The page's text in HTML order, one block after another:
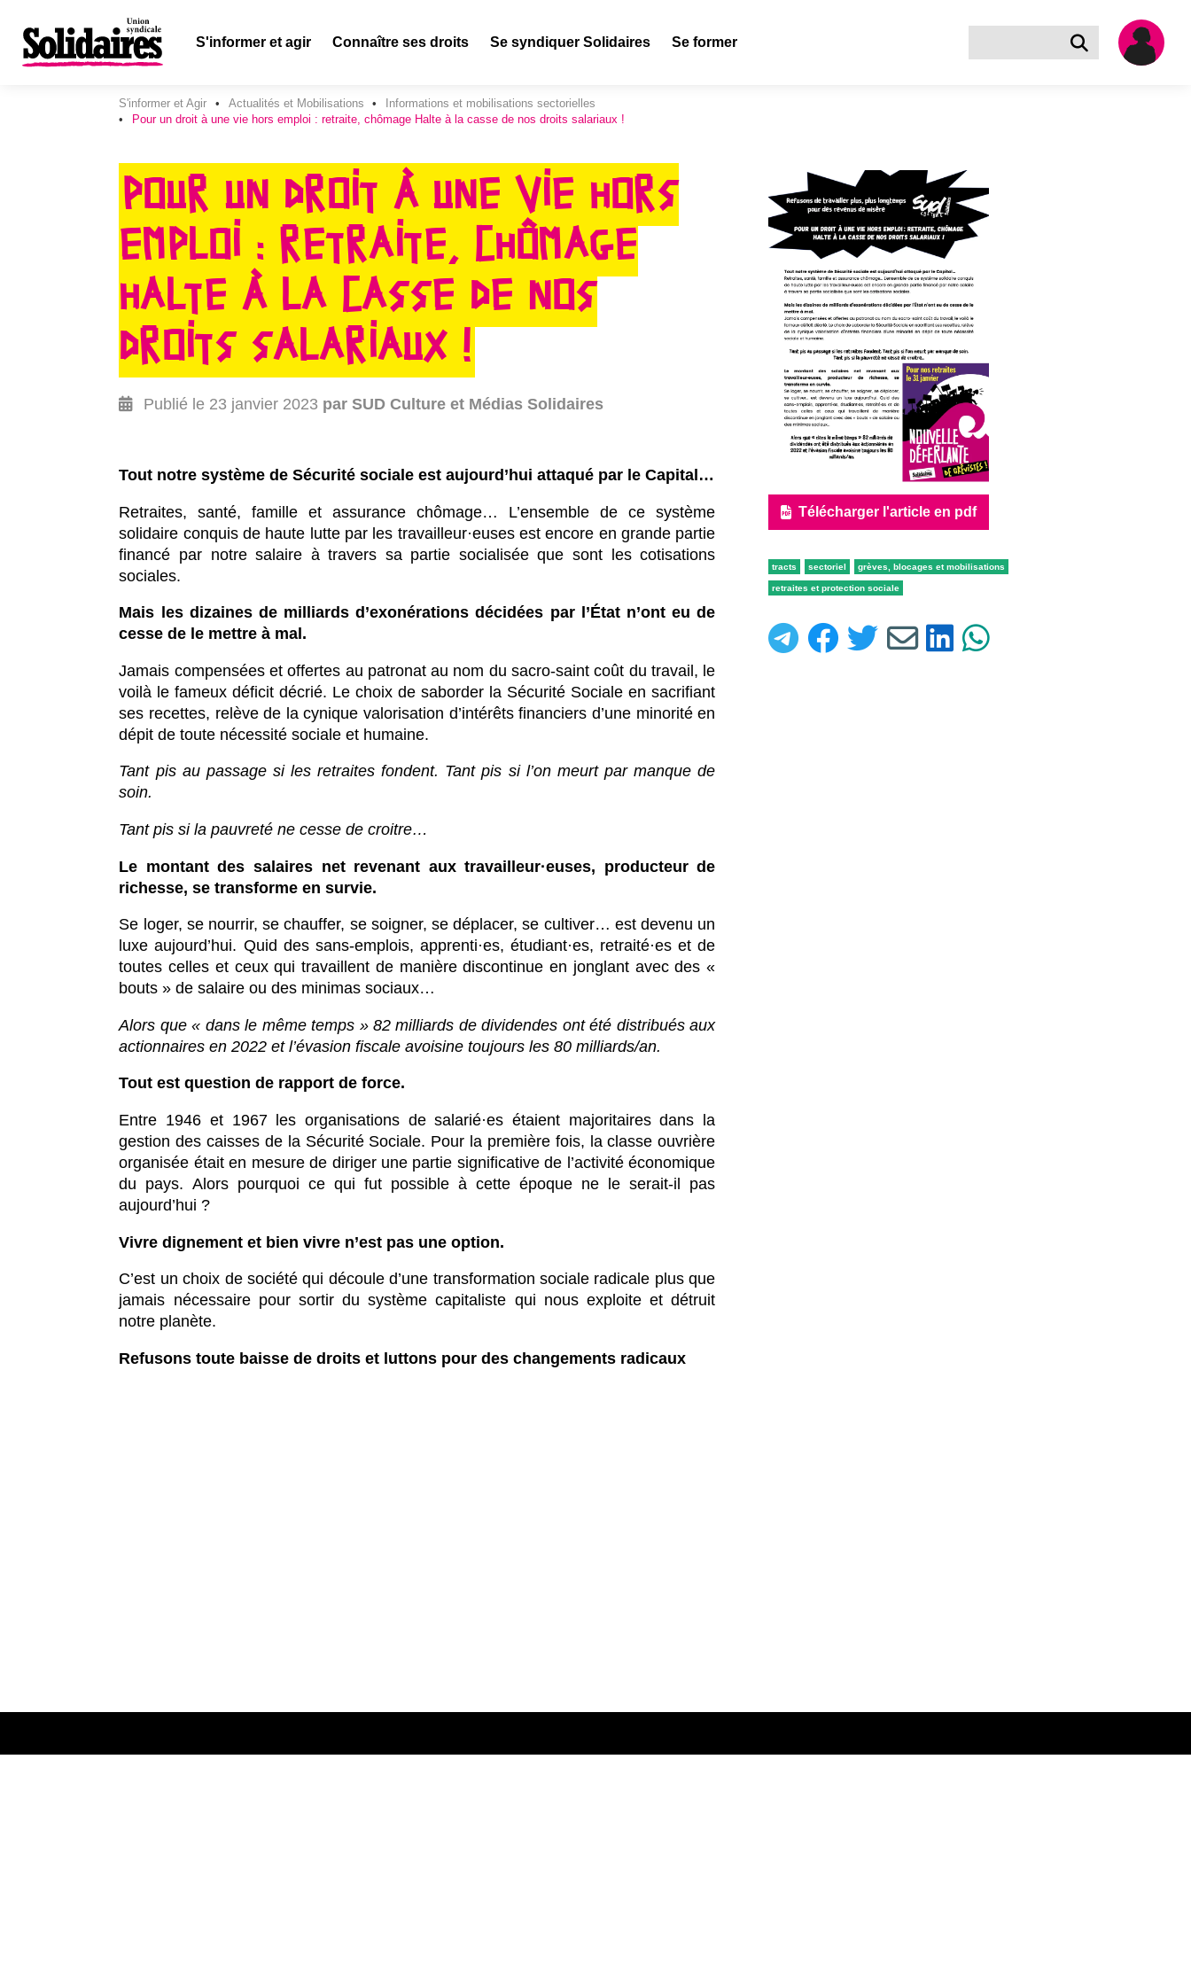
S'informer et agir Connaître ses droits Se syndiquer Solidaires Se former
S'informer et Agir Actualités et Mobilisations
Informations et mobilisations sectorielles
Pour un droit à une vie hors emploi : retraite, chômage Halte à la casse de nos droits salariaux !
POUR UN DROIT À UNE VIE HORS
EMPLOI : RETRAITE, CHÔMAGE
HALTE À LA CASSE DE NOS
DROITS SALARIAUX !
Publié le 23 janvier 2023 par SUD Culture et Médias Solidaires
Tout notre système de Sécurité sociale est aujourd’hui attaqué par le Capital…
Retraites, santé, famille et assurance chômage… L’ensemble de ce système
solidaire conquis de haute lutte par les travailleur·euses est encore en grande partie
financé par notre salaire à travers sa partie socialisée que sont les cotisations
sociales.
Mais les dizaines de milliards d’exonérations décidées par l’État n’ont eu de
cesse de le mettre à mal.
Jamais compensées et offertes au patronat au nom du sacro-saint coût du travail, le
voilà le fameux déficit décrié. Le choix de saborder la Sécurité Sociale en sacrifiant
ses recettes, relève de la cynique valorisation d’intérêts financiers d’une minorité en
dépit de toute nécessité sociale et humaine.
Tant pis au passage si les retraites fondent. Tant pis si l’on meurt par manque de
soin.
Tant pis si la pauvreté ne cesse de croitre…
Le montant des salaires net revenant aux travailleur·euses, producteur de
richesse, se transforme en survie.
Se loger, se nourrir, se chauffer, se soigner, se déplacer, se cultiver… est devenu un
luxe aujourd’hui. Quid des sans-emplois, apprenti·es, étudiant·es, retraité·es et de
toutes celles et ceux qui travaillent de manière discontinue en jonglant avec des «
bouts » de salaire ou des minimas sociaux…
Alors que « dans le même temps » 82 milliards de dividendes ont été distribués aux
actionnaires en 2022 et l’évasion fiscale avoisine toujours les 80 milliards/an.
Tout est question de rapport de force.
Entre 1946 et 1967 les organisations de salarié·es étaient majoritaires dans la
gestion des caisses de la Sécurité Sociale. Pour la première fois, la classe ouvrière
organisée était en mesure de diriger une partie significative de l’activité économique
du pays. Alors pourquoi ce qui fut possible à cette époque ne le serait-il pas
aujourd’hui ?
Vivre dignement et bien vivre n’est pas une option.
C’est un choix de société qui découle d’une transformation sociale radicale plus que
jamais nécessaire pour sortir du système capitaliste qui nous exploite et détruit
notre planète.
Refusons toute baisse de droits et luttons pour des changements radicaux
Télécharger l'article en pdf
tracts sectoriel grèves, blocages et mobilisations
retraites et protection sociale